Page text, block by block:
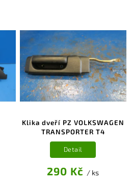
Klika dveří PZ VOLKSWAGEN
TRANSPORTER T4
290 Kč / ks
Detail